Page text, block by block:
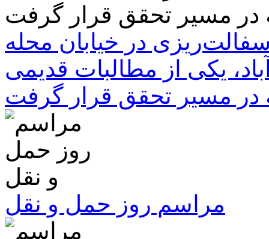
در خیابان محله
یکی از مطالبات قدیمی
در مسیر تحقق قرار گرفت
مراسم روز حمل و نقل